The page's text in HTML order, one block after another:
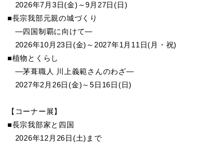
2026年7月3日(金)～9月27日(日)
■長宗我部元親の城づくり
―四国制覇に向けて―
2026年10月23日(金)～2027年1月11日(月・祝)
■植物とくらし
―茅葺職人 川上義範さんのわざ―
2027年2月26日(金)～5日16日(日)
【コーナー展】
■長宗我部家と四国
2026年12月26日(土)まで